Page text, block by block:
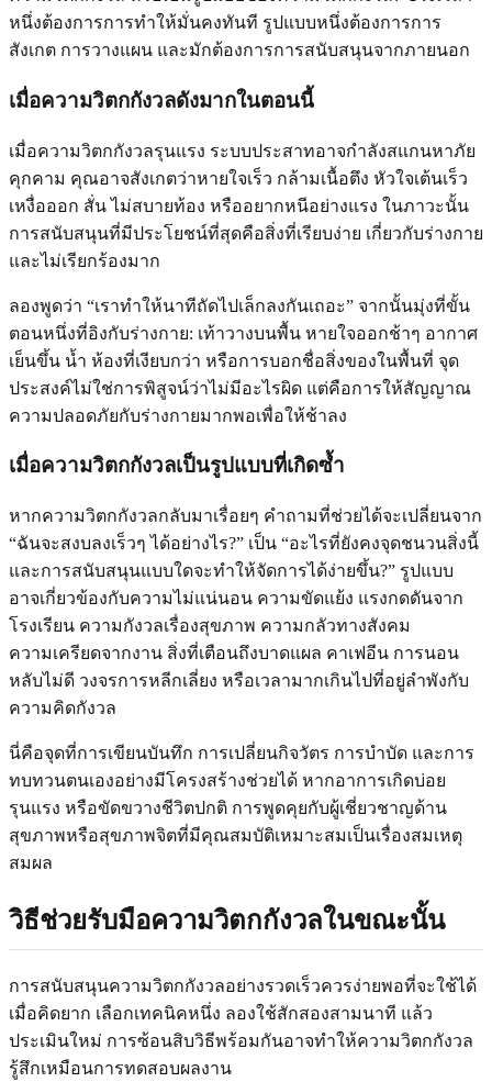
หนึ่งต้องการการทำให้มั่นคงทันที รูปแบบหนึ่งต้องการการ
สังเกต การวางแผน และมักต้องการการสนับสนุนจากภายนอก
เมื่อความวิตกกังวลดังมากในตอนนี้
เมื่อความวิตกกังวลรุนแรง ระบบประสาทอาจกำลังสแกนหาภัย
คุกคาม คุณอาจสังเกตว่าหายใจเร็ว กล้ามเนื้อตึง หัวใจเต้นเร็ว
เหงื่อออก สั่น ไม่สบายท้อง หรืออยากหนีอย่างแรง ในภาวะนั้น
การสนับสนุนที่มีประโยชน์ที่สุดคือสิ่งที่เรียบง่าย เกี่ยวกับร่างกาย
และไม่เรียกร้องมาก
ลองพูดว่า “เราทำให้นาทีถัดไปเล็กลงกันเถอะ” จากนั้นมุ่งที่ขั้น
ตอนหนึ่งที่อิงกับร่างกาย: เท้าวางบนพื้น หายใจออกช้าๆ อากาศ
เย็นขึ้น น้ำ ห้องที่เงียบกว่า หรือการบอกชื่อสิ่งของในพื้นที่ จุด
ประสงค์ไม่ใช่การพิสูจน์ว่าไม่มีอะไรผิด แต่คือการให้สัญญาณ
ความปลอดภัยกับร่างกายมากพอเพื่อให้ช้าลง
เมื่อความวิตกกังวลเป็นรูปแบบที่เกิดซ้ำ
หากความวิตกกังวลกลับมาเรื่อยๆ คำถามที่ช่วยได้จะเปลี่ยนจาก
“ฉันจะสงบลงเร็วๆ ได้อย่างไร?” เป็น “อะไรที่ยังคงจุดชนวนสิ่งนี้
และการสนับสนุนแบบใดจะทำให้จัดการได้ง่ายขึ้น?” รูปแบบ
อาจเกี่ยวข้องกับความไม่แน่นอน ความขัดแย้ง แรงกดดันจาก
โรงเรียน ความกังวลเรื่องสุขภาพ ความกลัวทางสังคม
ความเครียดจากงาน สิ่งที่เตือนถึงบาดแผล คาเฟอีน การนอน
หลับไม่ดี วงจรการหลีกเลี่ยง หรือเวลามากเกินไปที่อยู่ลำพังกับ
ความคิดกังวล
นี่คือจุดที่การเขียนบันทึก การเปลี่ยนกิจวัตร การบำบัด และการ
ทบทวนตนเองอย่างมีโครงสร้างช่วยได้ หากอาการเกิดบ่อย
รุนแรง หรือขัดขวางชีวิตปกติ การพูดคุยกับผู้เชี่ยวชาญด้าน
สุขภาพหรือสุขภาพจิตที่มีคุณสมบัติเหมาะสมเป็นเรื่องสมเหตุ
สมผล
วิธีช่วยรับมือความวิตกกังวลในขณะนั้น
การสนับสนุนความวิตกกังวลอย่างรวดเร็วควรง่ายพอที่จะใช้ได้
เมื่อคิดยาก เลือกเทคนิคหนึ่ง ลองใช้สักสองสามนาที แล้ว
ประเมินใหม่ การซ้อนสิบวิธีพร้อมกันอาจทำให้ความวิตกกังวล
รู้สึกเหมือนการทดสอบผลงาน